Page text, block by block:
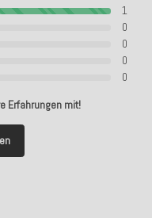
1
0
0
0
0
Erfahrungen mit!